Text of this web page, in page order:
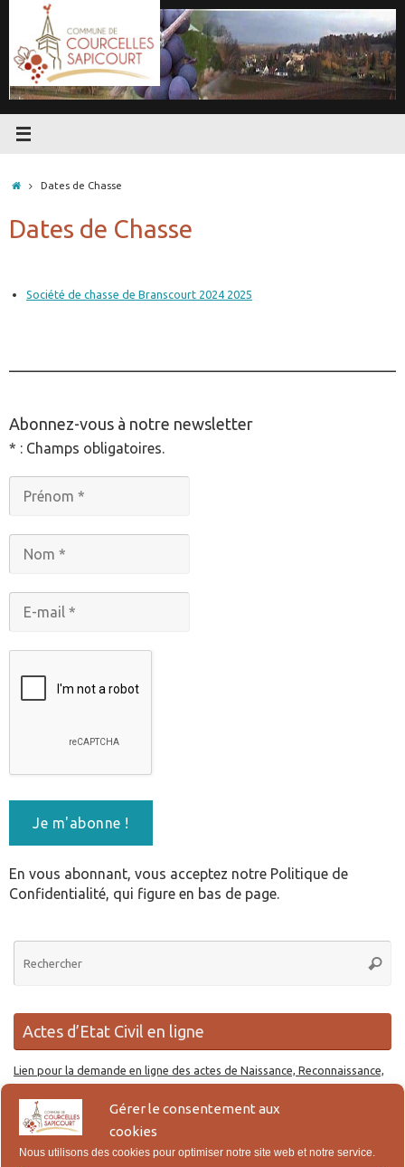
Gérer le consentement aux
cookies
Nous utilisons des cookies pour optimiser notre site web et notre service.
contenu
Accueil
Dates de Chasse
Dates de Chasse
Société de chasse de Branscourt 2024 2025
Abonnez-vous à notre newsletter
* : Champs obligatoires.
En vous abonnant, vous acceptez notre Politique de
Confidentialité, qui figure en bas de page.
Actes d’Etat Civil en ligne
Lien pour la demande en ligne des actes de Naissance, Reconnaissance,
Ouverture de la Mairie